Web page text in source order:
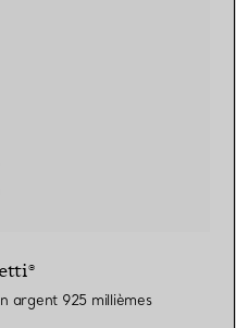
argent 925 millièmes